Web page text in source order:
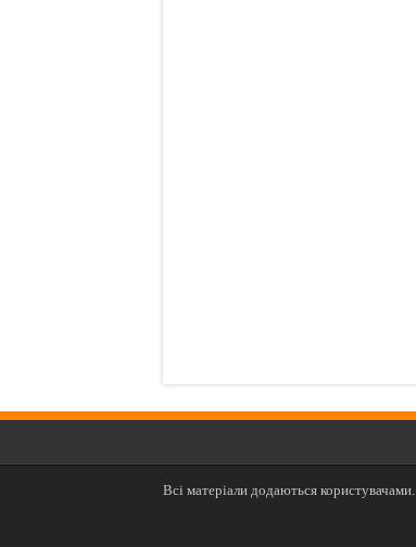
Всі матеріали додаються користувачами.